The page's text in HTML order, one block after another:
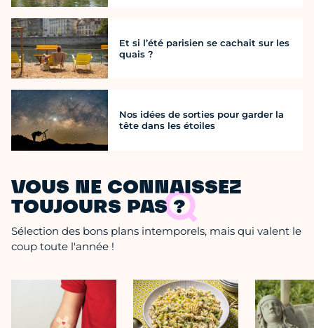
Et si l’été parisien se cachait sur les
quais ?
Nos idées de sorties pour garder la
tête dans les étoiles
VOUS NE CONNAISSEZ
TOUJOURS PAS ?
Sélection des bons plans intemporels, mais qui valent le
coup toute l'année !